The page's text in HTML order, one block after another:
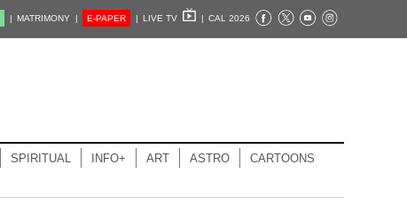
| MATRIMONY | E-PAPER | LIVE TV | CAL 2026
SPIRITUAL INFO+ ART ASTRO CARTOONS